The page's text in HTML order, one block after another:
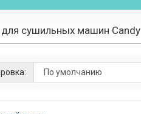
сушильных машин Candy